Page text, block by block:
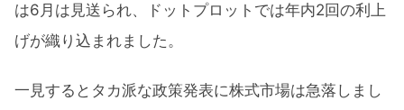
は6月は見送られ、ドットプロットでは年内2回の利上
げが織り込まれました。
一見するとタカ派な政策発表に株式市場は急落しまし